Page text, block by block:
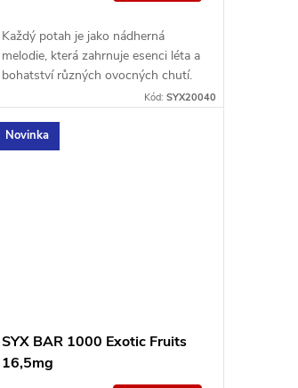
Každý potah je jako nádherná
melodie, která zahrnuje esenci léta a
bohatství různých ovocných chutí.
Kód: SYX20040
Novinka
SYX BAR 1000 Exotic Fruits
16,5mg